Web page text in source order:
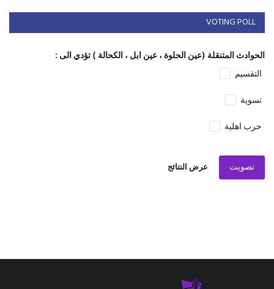
VOTING POLL
الحوادث المتنقلة (عين الحلوة ، عين ابل ، الكحالة ) تؤدي الى :
التقسيم
تسوية
حرب اهلية
تصويت عرض النتائج